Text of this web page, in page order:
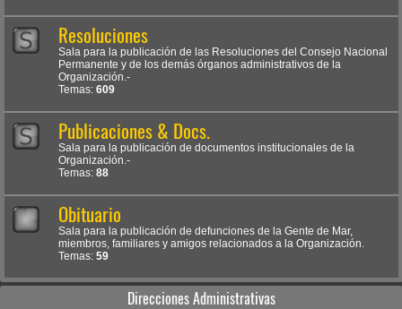
Resoluciones
Sala para la publicación de las Resoluciones del Consejo Nacional
Permanente y de los demás órganos administrativos de la
Organización.-
Temas: 609
Publicaciones & Docs.
Sala para la publicación de documentos institucionales de la
Organización.-
Temas: 88
Obituario
Sala para la publicación de defunciones de la Gente de Mar,
miembros, familiares y amigos relacionados a la Organización.
Temas: 59
Direcciones Administrativas